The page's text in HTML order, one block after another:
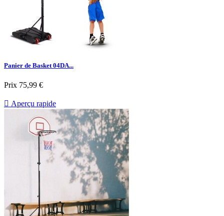
Panier de Basket 04DA...
Prix 75,99 €
 Aperçu rapide